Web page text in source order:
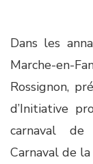
Dans les
Marche-en-
Rossignon,
d’Initiative
carnaval de
Carnaval de la